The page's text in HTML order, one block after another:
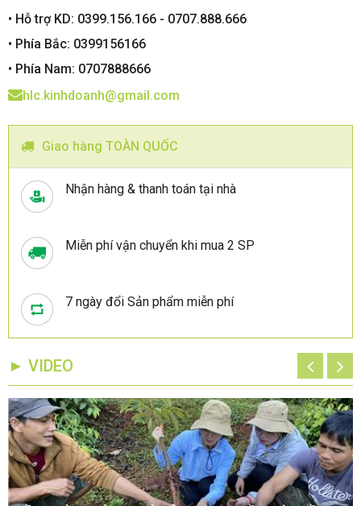
• Hỗ trợ KD: 0399.156.166 - 0707.888.666
• Phía Bắc: 0399156166
• Phía Nam: 0707888666
hlc.kinhdoanh@gmail.com
Giao hàng TOÀN QUỐC
Nhận hàng & thanh toán tại nhà
Miễn phí vận chuyển khi mua 2 SP
7 ngày đổi Sản phẩm miễn phí
► VIDEO